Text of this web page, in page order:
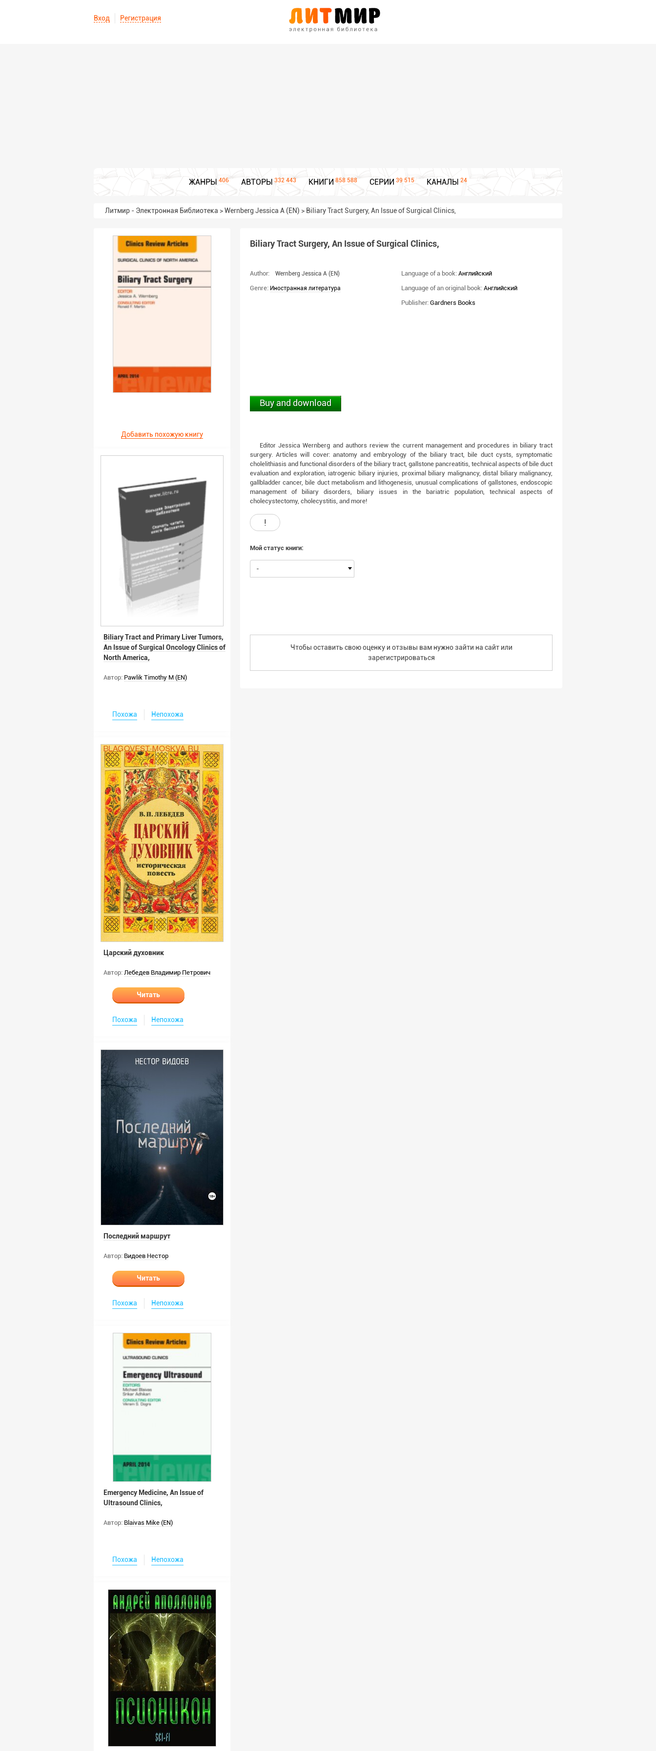
Вход Регистрация
ЖАНРЫ 406 АВТОРЫ 332 443 КНИГИ 858 588 СЕРИИ 39 515 КАНАЛЫ 24
Литмир - Электронная Библиотека >Wernberg Jessica A (EN) > Biliary Tract Surgery, An Issue of Surgical Clinics,
Добавить похожую книгу
Biliary Tract and Primary Liver Tumors,
An Issue of Surgical Oncology Clinics of
North America,
Автор: Pawlik Timothy M (EN)
Похожа Непохожа
Царский духовник
Автор: Лебедев Владимир Петрович
Читать
Похожа Непохожа
Последний маршрут
Автор: Видоев Нестор
Читать
Похожа Непохожа
Emergency Medicine, An Issue of
Ultrasound Clinics,
Автор: Blaivas Mike (EN)
Похожа Непохожа
Biliary Tract Surgery, An Issue of Surgical Clinics,
Author: Wernberg Jessica A (EN)
Genre: Иностранная литература
Language of a book: Английский
Language of an original book: Английский
Publisher: Gardners Books
Buy and download
Editor Jessica Wernberg and authors review the current management and procedures in biliary tract
surgery. Articles will cover: anatomy and embryology of the biliary tract, bile duct cysts, symptomatic
cholelithiasis and functional disorders of the biliary tract, gallstone pancreatitis, technical aspects of bile duct
evaluation and exploration, iatrogenic biliary injuries, proximal biliary malignancy, distal biliary malignancy,
gallbladder cancer, bile duct metabolism and lithogenesis, unusual complications of gallstones, endoscopic
management of biliary disorders, biliary issues in the bariatric population, technical aspects of
cholecystectomy, cholecystitis, and more!
!
Мой статус книги:
-
Чтобы оставить свою оценку и отзывы вам нужно зайти на сайт или
зарегистрироваться